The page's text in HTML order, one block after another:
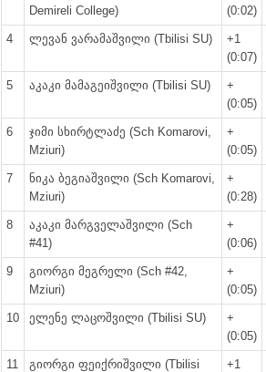
Demireli College)
(0:02)
4 ლევან ვარამაშვილი (Tbilisi SU)
+1
(0:07)
5 აკაკი მამაგეიშვილი (Tbilisi SU)
+
(0:05)
6
ჯიმი სხირტლაძე (Sch Komarovi,
Mziuri)
+
(0:05)
7
ნიკა ბეგიაშვილი (Sch Komarovi,
Mziuri)
+
(0:28)
8
აკაკი მარგველაშვილი (Sch
#41)
+
(0:06)
9
გიორგი მეგრელი (Sch #42,
Mziuri)
+
(0:05)
10 ელენე ლაცოშვილი (Tbilisi SU)
+
(0:05)
11
გიორგი ფეიქრიშვილი (Tbilisi
+1